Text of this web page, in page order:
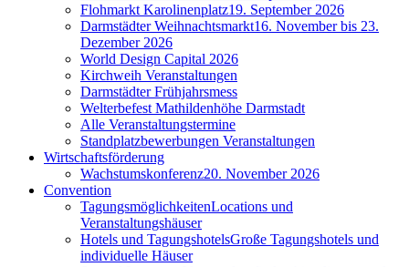
Flohmarkt Karolinenplatz19. September 2026
Darmstädter Weihnachtsmarkt16. November bis 23.
Dezember 2026
World Design Capital 2026
Kirchweih Veranstaltungen
Darmstädter Frühjahrsmess
Welterbefest Mathildenhöhe Darmstadt
Alle Veranstaltungstermine
Standplatzbewerbungen Veranstaltungen
Wirtschaftsförderung
Wachstumskonferenz20. November 2026
Convention
TagungsmöglichkeitenLocations und
Veranstaltungshäuser
Hotels und TagungshotelsGroße Tagungshotels und
individuelle Häuser